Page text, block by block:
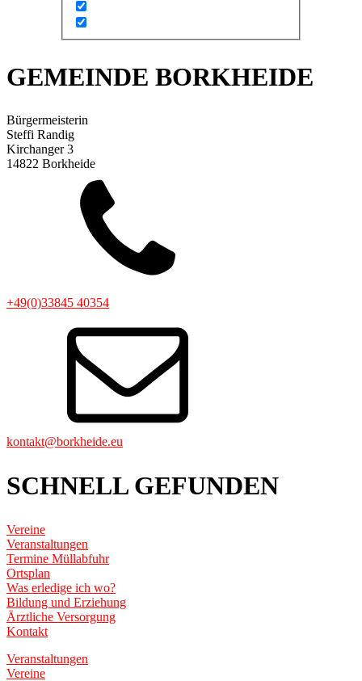
GEMEINDE BORKHEIDE
Bürgermeisterin
Steffi Randig
Kirchanger 3
14822 Borkheide
+49(0)33845 40354
kontakt@borkheide.eu
SCHNELL GEFUNDEN
Vereine
Veranstaltungen
Termine Müllabfuhr
Ortsplan
Was erledige ich wo?
Bildung und Erziehung
Ärztliche Versorgung
Kontakt
Veranstaltungen
Vereine